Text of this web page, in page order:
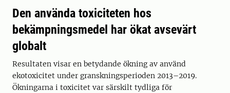
Den använda toxiciteten hos
bekämpningsmedel har ökat avsevärt
globalt
Resultaten visar en betydande ökning av använd
ekotoxicitet under granskningsperioden 2013–2019.
Ökningarna i toxicitet var särskilt tydliga för